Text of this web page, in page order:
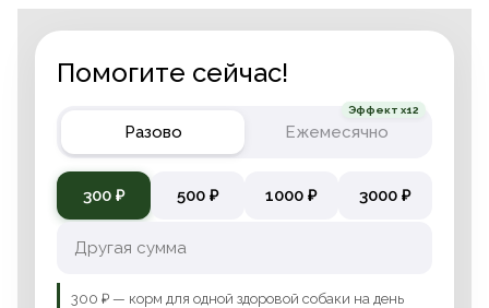
Помогите сейчас!
Разово Ежемесячно
Эффект x12
300 ₽ 500 ₽ 1000 ₽ 3000 ₽
300 ₽ — корм для одной здоровой собаки на день